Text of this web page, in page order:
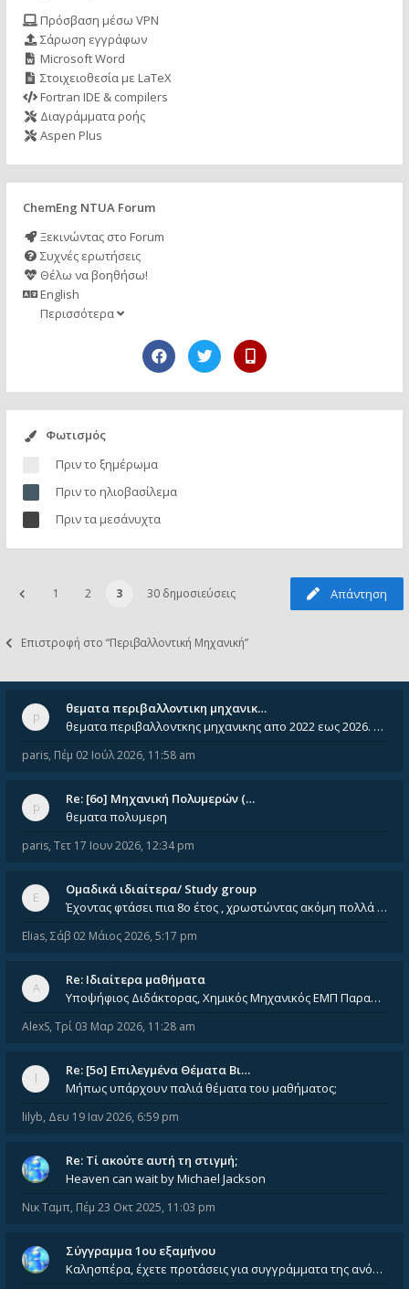
Πρόσβαση μέσω VPN
Σάρωση εγγράφων
Microsoft Word
Στοιχειοθεσία με LaTeX
Fortran IDE & compilers
Διαγράμματα ροής
Aspen Plus
ChemEng NTUA Forum
Ξεκινώντας στο Forum
Συχνές ερωτήσεις
Θέλω να βοηθήσω!
English
Περισσότερα
Φωτισμός
Πριν το ξημέρωμα
Πριν το ηλιοβασίλεμα
Πριν τα μεσάνυχτα
1 2 3 30 δημοσιεύσεις Απάντηση
Επιστροφή στο “Περιβαλλοντική Μηχανική”
θεματα περιβαλλοντικη μηχανικ…
θεματα περιβαλλοντκης μηχανικης απο 2022 εως 2026. Δεν ειναι μεσα του Σεπτεμβιου του 2025. Αν τα εχει καποιος ας τα ανε
paris, Πέμ 02 Ιούλ 2026, 11:58 am
Re: [6o] Mηχανική Πολυμερών (…
θεματα πολυμερη
paris, Τετ 17 Ιουν 2026, 12:34 pm
Ομαδικά ιδιαίτερα/ Study group
Έχοντας φτάσει πια 8ο έτος , χρωστώντας ακόμη πολλά και χωρίς καμία όρεξη ούτε να διαβάσω μόνος μου ούτε να παρακολουθήσ
Elias, Σάβ 02 Μάιος 2026, 5:17 pm
Re: Ιδιαίτερα μαθήματα
Υποψήφιος Διδάκτορας, Χημικός Μηχανικός ΕΜΠ Παραδίδω ιδιαίτερα μαθήματα μέσης και ανώτατης εκπαίδευσης σε θετικές και τε
AlexS, Τρί 03 Μαρ 2026, 11:28 am
Re: [5ο] Επιλεγμένα Θέματα Βι…
Μήπως υπάρχουν παλιά θέματα του μαθήματος;
lilyb, Δευ 19 Ιαν 2026, 6:59 pm
Re: Tί ακούτε αυτή τη στιγμή;
Heaven can wait by Michael Jackson
Νικ Ταμπ, Πέμ 23 Οκτ 2025, 11:03 pm
Σύγγραμμα 1ου εξαμήνου
Καλησπέρα, έχετε προτάσεις για συγγράμματα της ανόργανης χημείας? Είμαι ανάμεσα σε Λιοδάκη, Chung και Atkins